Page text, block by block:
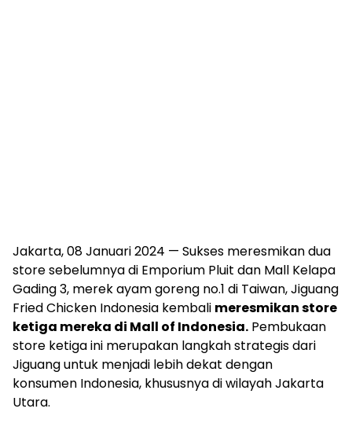
Jakarta, 08 Januari 2024 — Sukses meresmikan dua
store sebelumnya di Emporium Pluit dan Mall Kelapa
Gading 3, merek ayam goreng no.1 di Taiwan, Jiguang
Fried Chicken Indonesia kembali meresmikan store
ketiga mereka di Mall of Indonesia. Pembukaan
store ketiga ini merupakan langkah strategis dari
Jiguang untuk menjadi lebih dekat dengan
konsumen Indonesia, khususnya di wilayah Jakarta
Utara.